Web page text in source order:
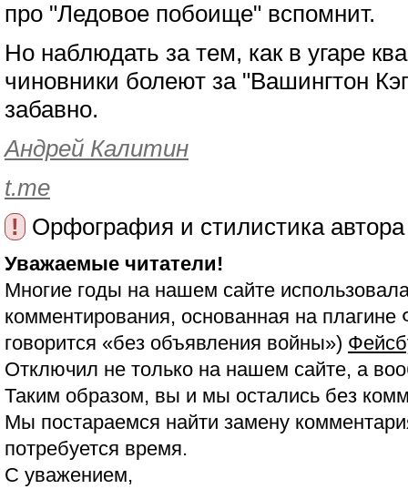
про "Ледовое побоище" вспомнит.
Но наблюдать за тем, как в угаре
чиновники болеют за "Вашингтон
забавно.
Андрей Калитин
t.me
!
Орфография и стилистика
Уважаемые читатели!
Многие годы на нашем сайте
комментирования, основанная на
говорится «без объявления войны»)
Отключил не только на нашем сайте, а
Таким образом, вы и мы остались без
Мы постараемся найти замену
потребуется время.
С уважением,